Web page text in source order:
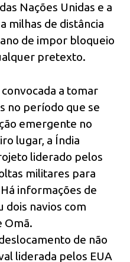
Nações Unidas e a
milhas de distância
de impor bloqueio
pretexto.
a tomar
no período que se
emergente no
lugar, a Índia
liderado pelos
militares para
informações de
dois navios com
Omã.
de não
liderada pelos EUA